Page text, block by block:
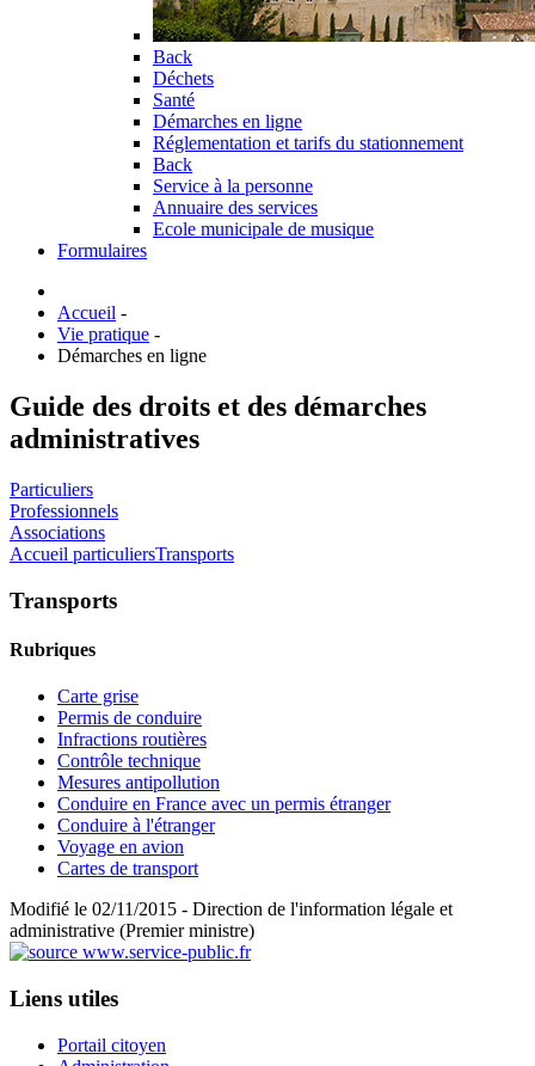
Back
Déchets
Santé
Démarches en ligne
Réglementation et tarifs du stationnement
Back
Service à la personne
Annuaire des services
Ecole municipale de musique
Formulaires
Accueil -
Vie pratique -
Démarches en ligne
Guide des droits et des démarches
administratives
Particuliers
Professionnels
Associations
Accueil particuliersTransports
Transports
Rubriques
Carte grise
Permis de conduire
Infractions routières
Contrôle technique
Mesures antipollution
Conduire en France avec un permis étranger
Conduire à l'étranger
Voyage en avion
Cartes de transport
Modifié le 02/11/2015 - Direction de l'information légale et
administrative (Premier ministre)
Liens utiles
Portail citoyen